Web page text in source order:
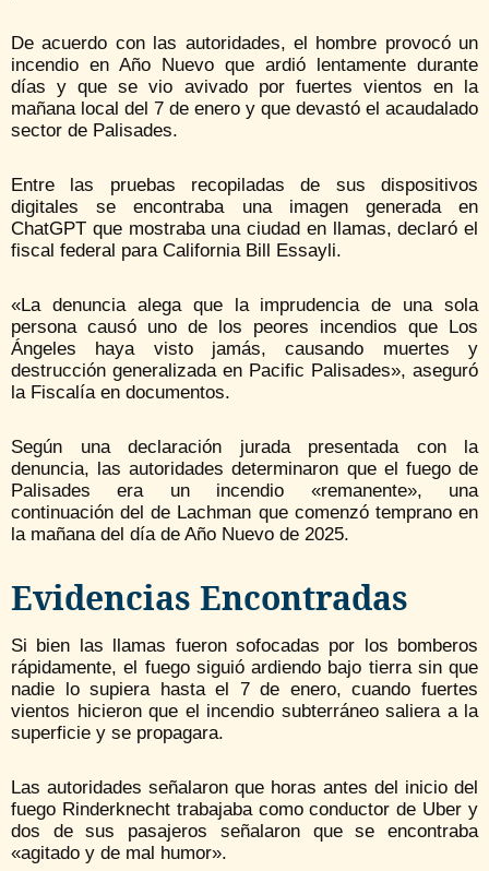
De acuerdo con las autoridades, el hombre provocó un
incendio en Año Nuevo que ardió lentamente durante
días y que se vio avivado por fuertes vientos en la
mañana local del 7 de enero y que devastó el acaudalado
sector de Palisades.
Entre las pruebas recopiladas de sus dispositivos
digitales se encontraba una imagen generada en
ChatGPT que mostraba una ciudad en llamas, declaró el
fiscal federal para California Bill Essayli.
«La denuncia alega que la imprudencia de una sola
persona causó uno de los peores incendios que Los
Ángeles haya visto jamás, causando muertes y
destrucción generalizada en Pacific Palisades», aseguró
la Fiscalía en documentos.
Según una declaración jurada presentada con la
denuncia, las autoridades determinaron que el fuego de
Palisades era un incendio «remanente», una
continuación del de Lachman que comenzó temprano en
la mañana del día de Año Nuevo de 2025.
Evidencias Encontradas
Si bien las llamas fueron sofocadas por los bomberos
rápidamente, el fuego siguió ardiendo bajo tierra sin que
nadie lo supiera hasta el 7 de enero, cuando fuertes
vientos hicieron que el incendio subterráneo saliera a la
superficie y se propagara.
Las autoridades señalaron que horas antes del inicio del
fuego Rinderknecht trabajaba como conductor de Uber y
dos de sus pasajeros señalaron que se encontraba
«agitado y de mal humor».